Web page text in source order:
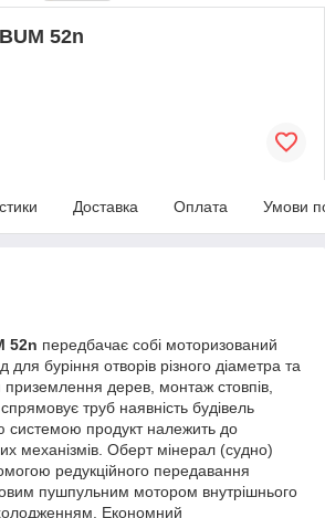
52n
Доставка Оплата Умови
52n передбачає собі моторизований
буріння отворів різного діаметра та
приземлення дерев, монтаж стовпів,
труб наявність будівель
системою продукт належить до
механізмів. Оберт мінерал (судно)
редукційного передавання
пушпульним мотором внутрішнього
Економний